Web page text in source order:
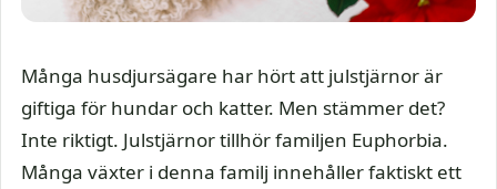
Många husdjursägare har hört att julstjärnor är
giftiga för hundar och katter. Men stämmer det?
Inte riktigt. Julstjärnor tillhör familjen Euphorbia.
Många växter i denna familj innehåller faktiskt ett